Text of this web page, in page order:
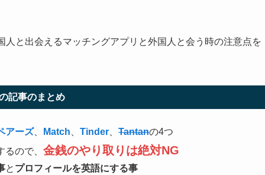
人と出会えるマッチングアプリと外国人と会う時の注意点を
記事のまとめ
アーズ、 Match Tinder Tantanの4つ
ので、 金銭のやり取りは絶対NG
と プロフィールを英語にする事